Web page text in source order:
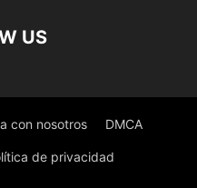
US
con nosotros DMCA
de privacidad